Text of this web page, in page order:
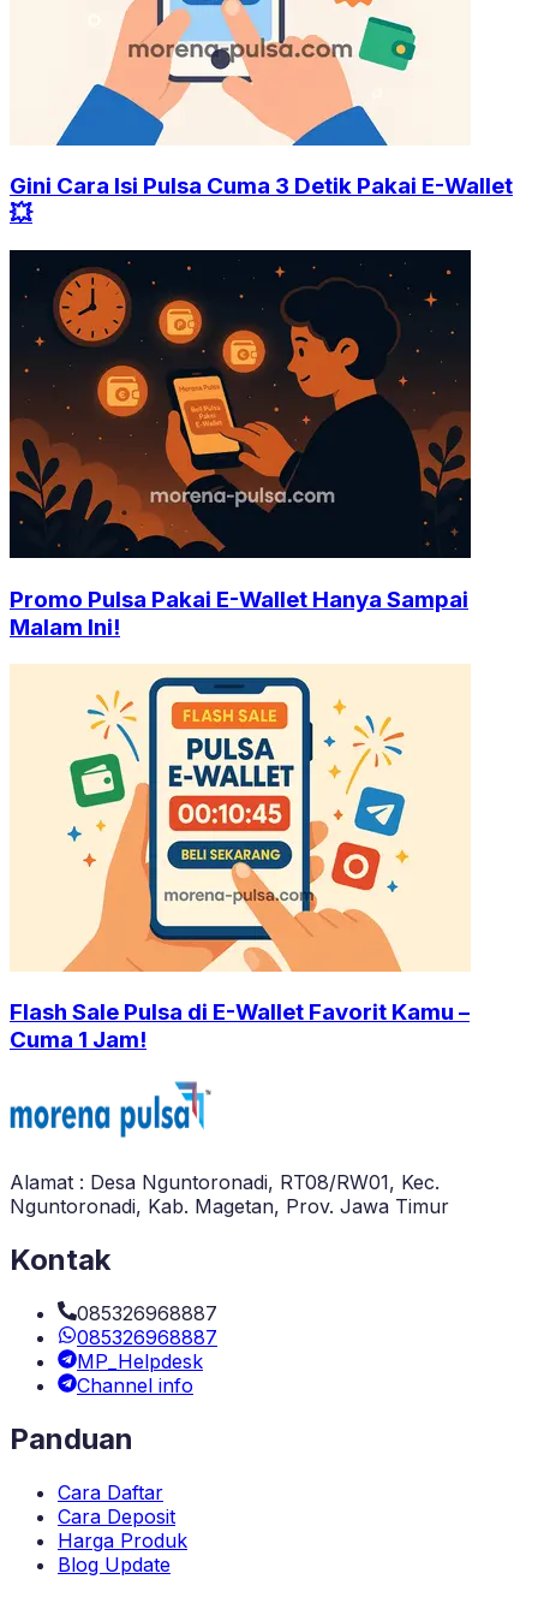
Gini Cara Isi Pulsa Cuma 3 Detik Pakai E-Wallet
💥
Promo Pulsa Pakai E-Wallet Hanya Sampai
Malam Ini!
Flash Sale Pulsa di E-Wallet Favorit Kamu –
Cuma 1 Jam!
Alamat : Desa Nguntoronadi, RT08/RW01, Kec.
Nguntoronadi, Kab. Magetan, Prov. Jawa Timur
Kontak
085326968887
085326968887
MP_Helpdesk
Channel info
Panduan
Cara Daftar
Cara Deposit
Harga Produk
Blog Update